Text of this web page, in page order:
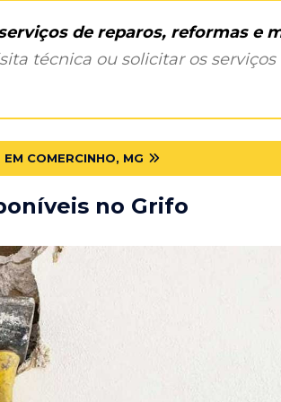
de reparos, reformas e
técnica ou solicitar os
COMERCINHO, MG
no Grifo